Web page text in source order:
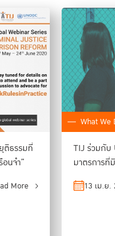
รทางเลือกแทนการคุมขังเป็น
วมความต้องการของผู้กระทำ
ราวของผู้ต้องขังเมื่อต้องเผย
ารปฏิรูปการพิจารณาคดีและ
บสนองต่อเพศภาวะ,click
ติธรรมที่
นจำ”
More
What We
TIJ ร่วมกับ
มาตรการที่
ภาวะ”
13 เม.ย.